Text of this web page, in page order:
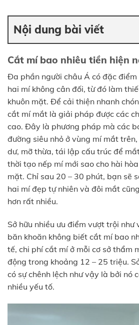
Nội dung bài viết
Cắt mí bao nhiêu tiền hiện
Đa phần người châu Á có đặc
hai mí không cân đối, từ đó làm
khuôn mặt. Để cải thiện nhanh
cắt mí mắt là giải pháp được các
cao. Đây là phương pháp mà các
đường siêu nhỏ ở vùng mí mắt
dư, mỡ thừa, tái lập cấu trúc để
thời tạo nếp mí mới sao cho hài
mặt. Chỉ sau 20 – 30 phút, bạn sẽ
hai mí đẹp tự nhiên và đôi mắt
hơn rất nhiều.
Sở hữu nhiều ưu điểm vượt trội như
băn khoăn không biết cắt mí bao
tế, chi phí cắt mí ở mỗi cơ sở thẩm
động trong khoảng 12 – 25 triệu.
có sự chênh lệch như vậy là bởi nó
nhiều yếu tố.